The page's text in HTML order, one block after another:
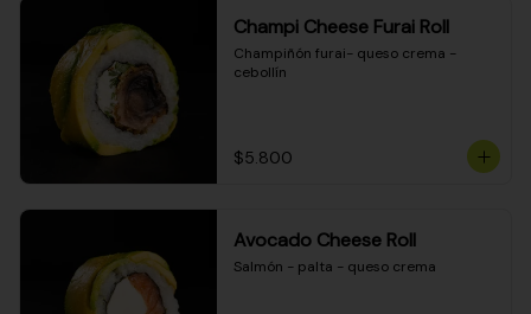
Champi Cheese Furai Roll
Champiñón furai- queso crema -
cebollín
$5.800
Avocado Cheese Roll
Salmón - palta - queso crema